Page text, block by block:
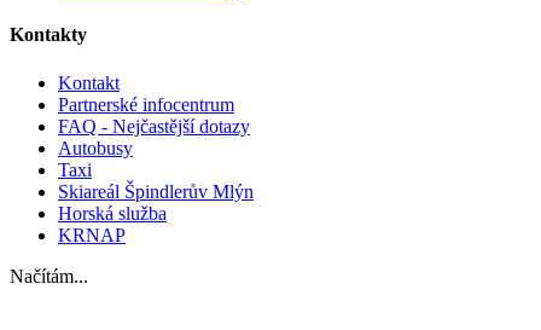
Kontakty
Kontakt
Partnerské infocentrum
FAQ - Nejčastější dotazy
Autobusy
Taxi
Skiareál Špindlerův Mlýn
Horská služba
KRNAP
Načítám...